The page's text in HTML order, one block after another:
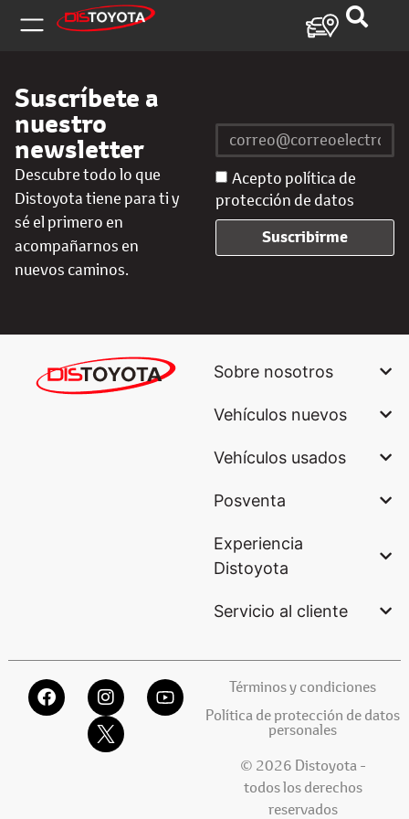
Suscríbete a
nuestro
newsletter
Descubre todo lo que
Distoyota tiene para ti y
sé el primero en
acompañarnos en
nuevos caminos.
Acepto política de
protección de datos
Suscribirme
Sobre nosotros
Vehículos nuevos
Vehículos usados
Posventa
Experiencia
Distoyota
Servicio al cliente
Términos y condiciones
Política de protección de datos
personales
© 2026 Distoyota -
todos los derechos
reservados